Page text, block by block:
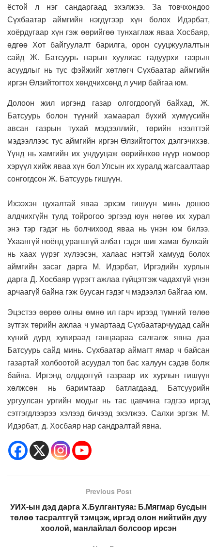
ёстой л нэг сандаргаад эхэлжээ. За товчхондоо
Сүхбаатар аймгийн нэгдүгээр хүн болох Идэрбат,
хоёрдугаар хүн гэж өөрийгөө тунхаглаж яваа Хосбаяр,
өдгөө Хот байгуулалт барилга, орон сууцжуулалтын
сайд Ж. Батсуурь нарын хуулиас гадуурхи газрын
асуудлыг нь тус фэйжийг хөтлөгч Сүхбаатар аймгийн
иргэн Өлзийтогтох хөндчихсөнд л учир байгаа юм.
Долоон жил иргэнд газар олгогдоогүй байхад, Ж.
Батсуурь болон түүний хамаарал бүхий хүмүүсийн
авсан газрын тухай мэдээллийг, төрийн нээлттэй
мэдээллээс тус аймгийн иргэн Өлзийтогтох дэлгэчихэв.
Үүнд нь хамгийн их ундууцаж өөрийнхөө нүүр номоор
хэрүүл хийж яваа хүн бол Улсын их хуралд жагсаалтаар
сонгогдсон Ж. Батсуурь гишүүн.
Ихээхэн цухалтай яваа эрхэм гишүүн минь дошоо
алдчихгүйн тулд тойрогоо эргээд юун нөгөө их хурал
энэ тэр гэдэг нь болчихоод яваа нь үнэн юм билээ.
Ухаангүй ноёнд урагшгүй албат гэдэг шиг хамаг булхайг
нь хаах үүрэг хүлээсэн, халаас нэгтэй хамууд болох
аймгийн засаг дарга М. Идэрбат, Иргэдийн хурлын
дарга Д. Хосбаяр үүрэгт ажлаа гүйцэтгэж чадахгүй үнэн
арчаагүй байна гэж буусан гэдэг ч мэдээлэл байгаа юм.
Эцэстээ өөрөө олны өмнө ил гарч ирээд түмний төлөө
зүтгэх төрийн ажлаа ч умартаад Сүхбаатарчуудад сайн
хүний дүрд хувираад ганцаараа салгалж явна даа
Батсуурь сайд минь. Сүхбаатар аймагт ямар ч байсан
газартай холбоотой асуудал топ бас халуун сэдэв болж
байна. Иргэнд олддоггүй газраар их хурлын гишүүн
хөлжсөн нь баримтаар батлагдаад, Батсуурийн
ургуулсан ургийн модыг нь тас цавчина гэдгээ иргэд
сэтгэгдлээрээ хэлээд бичээд эхэлжээ. Салхи эргэж М.
Идэрбат, д. Хосбаяр нар сандралтай явна.
Previous Post
УИХ-ын дэд дарга Х.Булгантуяа: Б.Мягмар бусдын
төлөө тасралтгүй тэмцэж, иргэд олон нийтийн дуу
хоолой, манлайлал болсоор ирсэн